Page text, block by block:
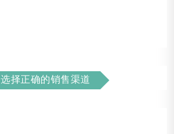
选择正确的销售渠道